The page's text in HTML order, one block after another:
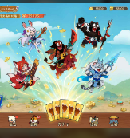
べるニャ！
ーに加えて、心強い助